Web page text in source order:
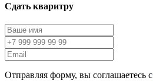
Сдать кваритру
Отправляя форму, вы соглашаетесь с